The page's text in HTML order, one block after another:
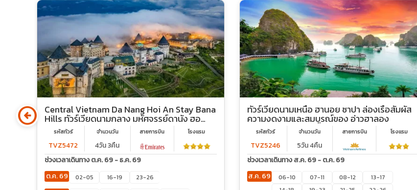
Central Vietnam Da Nang Hoi An Stay Bana
Hills ทัวร์เวียดนามกลาง มหัศจรรย์ดานัง ฮอ
ยอัน บานาฮิลล์ (พักบานาฮิลล์ 2 คืน)
รหัสทัวร์
TVZ5472
จำนวนวัน
4วัน 3คืน
สายการบิน โรงเเรม
ช่วงเวลาเดินทาง ต.ค. 69 - ธ.ค. 69
ต.ค. 69
02-05 16-19 23-26
ทัวร์เวียดนามเหนือ ฮานอย ซาปา ล่องเรือสัมผัส
ความงดงามและสมบูรณ์ของ อ่าวฮาลอง
รหัสทัวร์
TVZ5246
จำนวนวัน
5วัน 4คืน
สายการบิน โรงเเรม
ช่วงเวลาเดินทาง ส.ค. 69 - ต.ค. 69
ส.ค. 69
06-10 07-11 08-12
13-17
arrow_circle_left